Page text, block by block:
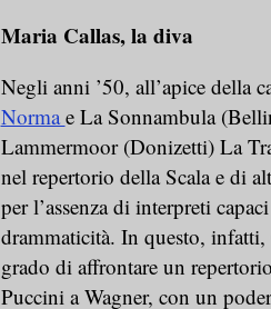
Maria Callas, la diva
Negli anni ’50, all’apice della
Normae La Sonnambula
Lammermoor (Donizetti) La
nel repertorio della Scala e di
per l’assenza di interpreti
drammaticità. In questo,
grado di affrontare un
Puccini a Wagner, con un